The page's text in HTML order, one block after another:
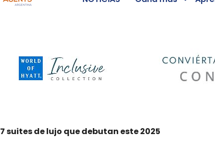
7 suites de lujo que debutan este 2025